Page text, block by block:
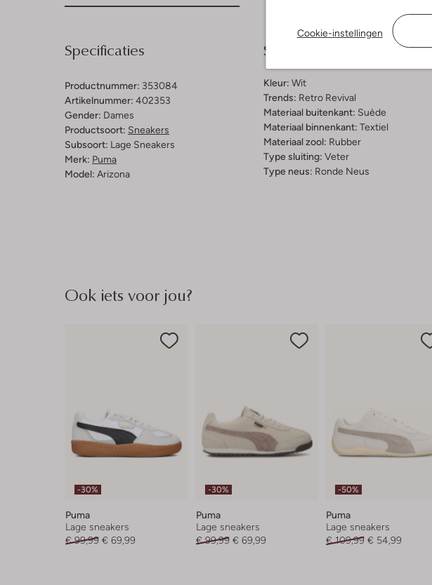
Cookie-instellingen
Specificaties
Productnummer: 353084
Artikelnummer: 402353
Gender: Dames
Productsoort: Sneakers
Subsoort: Lage Sneakers
Merk: Puma
Model: Arizona
Samenstelling & Pasvorm
Kleur: Wit
Trends: Retro Revival
Materiaal buitenkant: Suède
Materiaal binnenkant: Textiel
Materiaal zool: Rubber
Type sluiting: Veter
Type neus: Ronde Neus
Ook iets voor jou?
-30%
Puma
Lage sneakers
€ 99,99 € 69,99
-30%
Puma
Lage sneakers
€ 99,99 € 69,99
-50%
Puma
Lage sneakers
€ 109,99 € 54,99